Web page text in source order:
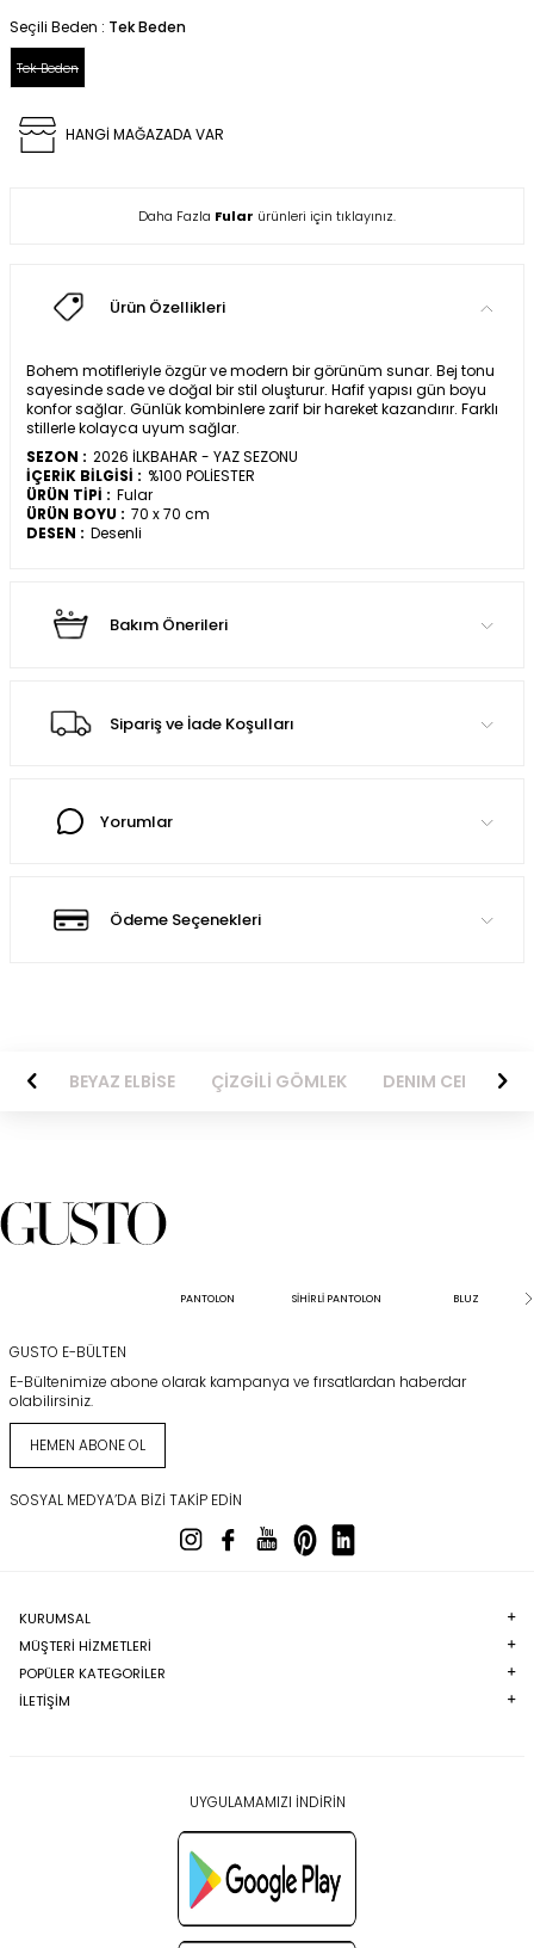
Seçili Beden : Tek Beden
Tek Beden
HANGİ MAĞAZADA VAR
Daha Fazla Fular ürünleri için tıklayınız.
Ürün Özellikleri
Bohem motifleriyle özgür ve modern bir görünüm sunar. Bej tonu
sayesinde sade ve doğal bir stil oluşturur. Hafif yapısı gün boyu
konfor sağlar. Günlük kombinlere zarif bir hareket kazandırır. Farklı
stillerle kolayca uyum sağlar.
SEZON : 2026 İLKBAHAR - YAZ SEZONU
İÇERİK BİLGİSİ : %100 POLİESTER
ÜRÜN TİPİ : Fular
ÜRÜN BOYU : 70 x 70 cm
DESEN : Desenli
Bakım Önerileri
Sipariş ve İade Koşulları
Yorumlar
Ödeme Seçenekleri
ÇİZGİLİ GÖMLEK DENIM CEKET SİYAH ELBİSE
PANTOLON SİHİRLİ PANTOLON BLUZ
GUSTO E-BÜLTEN
E-Bültenimize abone olarak kampanya ve fırsatlardan haberdar
olabilirsiniz.
HEMEN ABONE OL
SOSYAL MEDYA’DA BIZI TAKIP EDIN
KURUMSAL
MÜŞTERI HIZMETLERI
POPÜLER KATEGORILER
İLETİŞİM
UYGULAMAMIZI İNDİRİN